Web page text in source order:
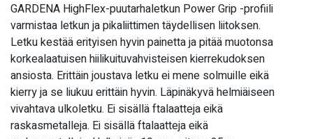
GARDENA HighFlex-puutarhaletkun Power Grip -profiili
varmistaa letkun ja pikaliittimen täydellisen liitoksen.
Letku kestää erityisen hyvin painetta ja pitää muotonsa
korkealaatuisen hiilikuituvahvisteisen kierrekudoksen
ansiosta. Erittäin joustava letku ei mene solmuille eikä
kierry ja se liukuu erittäin hyvin. Läpinäkyvä helmiäiseen
vivahtava ulkoletku. Ei sisällä ftalaatteja eikä
raskasmetalleja. Ei sisällä ftalaatteja eikä